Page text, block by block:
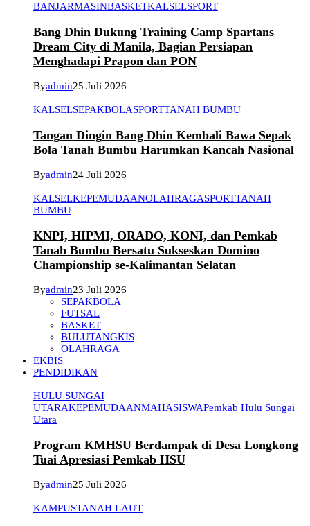
BANJARMASINBASKETKALSELSPORT
Bang Dhin Dukung Training Camp Spartans
Dream City di Manila, Bagian Persiapan
Menghadapi Prapon dan PON
Byadmin25 Juli 2026
KALSELSEPAKBOLASPORTTANAH BUMBU
Tangan Dingin Bang Dhin Kembali Bawa Sepak
Bola Tanah Bumbu Harumkan Kancah Nasional
Byadmin24 Juli 2026
KALSELKEPEMUDAANOLAHRAGASPORTTANAH
BUMBU
KNPI, HIPMI, ORADO, KONI, dan Pemkab
Tanah Bumbu Bersatu Sukseskan Domino
Championship se-Kalimantan Selatan
Byadmin23 Juli 2026
SEPAKBOLA
FUTSAL
BASKET
BULUTANGKIS
OLAHRAGA
EKBIS
PENDIDIKAN
HULU SUNGAI
UTARAKEPEMUDAANMAHASISWAPemkab Hulu Sungai
Utara
Program KMHSU Berdampak di Desa Longkong
Tuai Apresiasi Pemkab HSU
Byadmin25 Juli 2026
KAMPUSTANAH LAUT